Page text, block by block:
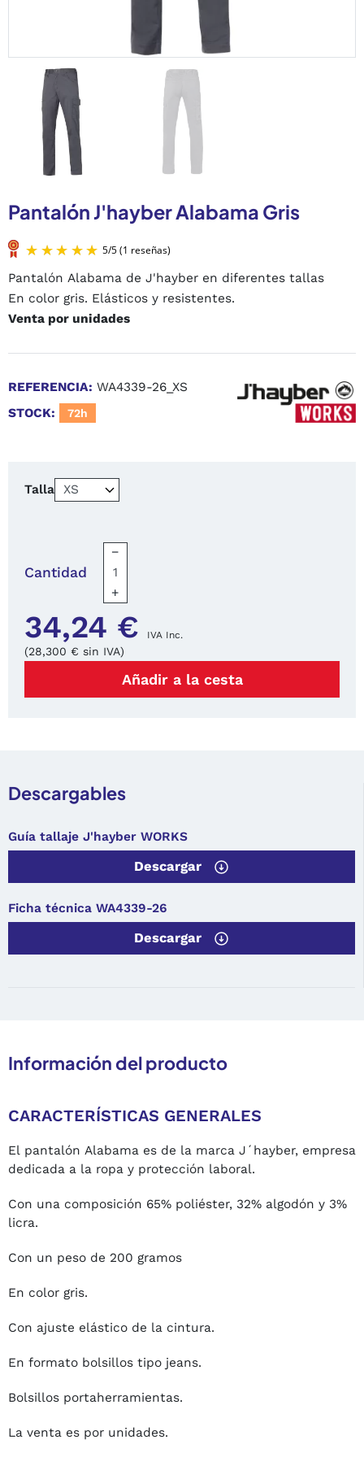
Pantalón J'hayber Alabama Gris
5/5(1 reseñas)
Pantalón Alabama de J'hayber en diferentes tallas
En color gris. Elásticos y resistentes.
Venta por unidades
REFERENCIA: WA4339-26_XS
STOCK:
72h
Talla
Cantidad
−
+
34,24 € IVA Inc.
(28,300 € sin IVA)
Añadir a la cesta
Descargables
Guía tallaje J'hayber WORKS
Descargar
Ficha técnica WA4339-26
Descargar
Información del producto
CARACTERÍSTICAS GENERALES
El pantalón Alabama es de la marca J´hayber, empresa
dedicada a la ropa y protección laboral.
Con una composición 65% poliéster, 32% algodón y 3%
licra.
Con un peso de 200 gramos
En color gris.
Con ajuste elástico de la cintura.
En formato bolsillos tipo jeans.
Bolsillos portaherramientas.
La venta es por unidades.